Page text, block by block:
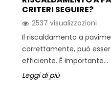
CRITERI SEGUIRE?
2537 visualizzazioni
Il riscaldamento a
correttamente, può
efficiente. È importante...
Leggi di più